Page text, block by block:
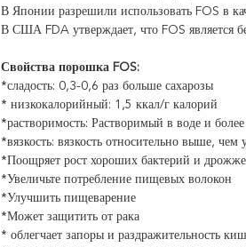
В Японии разрешили использовать FOS в
В США FDA утверждает, что FOS является
Свойства порошка FOS:
*сладость: 0,3-0,6 раз больше сахарозы
* низкокалорийный: 1,5 ккал/г калорий
*растворимость: Растворимый в воде и
*вязкость: вязкость относительно выше, чем
*Поощряет рост хороших бактерий и
*Увеличьте потребление пищевых волокон
*Улучшить пищеварение
*Может защитить от рака
* облегчает запоры и раздражительность